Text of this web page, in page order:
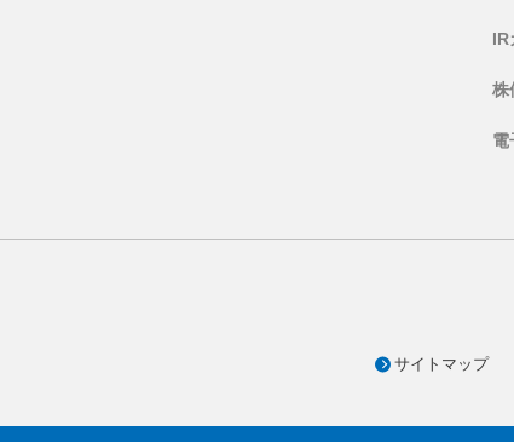
IR
株
電
サイトマップ